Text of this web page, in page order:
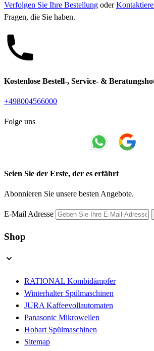
Verfolgen Sie Ihre Bestellung oder
Fragen, die Sie haben.
Kostenlose Bestell-, Service- &
+498004566000
Folge uns
Seien Sie der Erste, der es erfährt
Abonnieren Sie unsere besten Angebote.
E-Mail Adresse
Shop
RATIONAL Kombidämpfer
Winterhalter Spülmaschinen
JURA Kaffeevollautomaten
Panasonic Mikrowellen
Hobart Spülmaschinen
Sitemap